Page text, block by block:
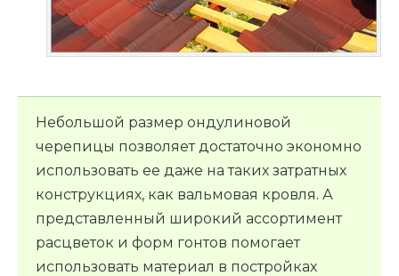
Небольшой размер ондулиновой
черепицы позволяет достаточно экономно
использовать ее даже на таких затратных
конструкциях, как вальмовая кровля. А
представленный широкий ассортимент
расцветок и форм гонтов помогает
использовать материал в постройках